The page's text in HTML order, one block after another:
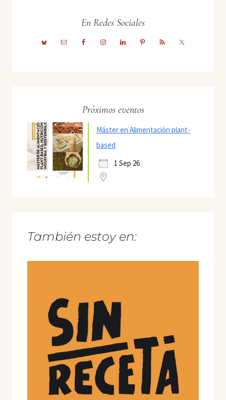
En Redes Sociales
Próximos eventos
Máster en Alimentación plant-
based
1 Sep 26
También estoy en: